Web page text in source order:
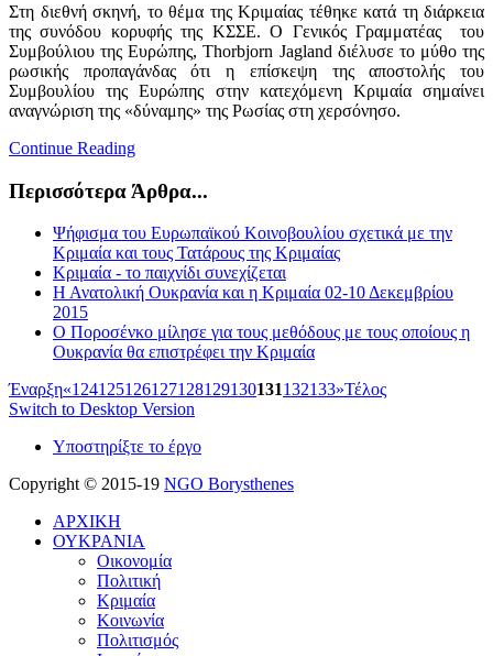
Στη διεθνή σκηνή, το θέμα της Κριμαίας τέθηκε κατά τη διάρκεια
της συνόδου κορυφής της ΚΣΣΕ. Ο Γενικός Γραμματέας του
Συμβούλιου της Ευρώπης, Thorbjorn Jagland διέλυσε το μύθο της
ρωσικής προπαγάνδας ότι η επίσκεψη της αποστολής του
Συμβουλίου της Ευρώπης στην κατεχόμενη Κριμαία σημαίνει
αναγνώριση της «δύναμης» της Ρωσίας στη χερσόνησο.
Continue Reading
Περισσότερα Άρθρα...
Ψήφισμα του Ευρωπαϊκού Κοινοβουλίου σχετικά με την
Κριμαία και τους Τατάρους της Κριμαίας
Κριμαία - το παιχνίδι συνεχίζεται
Η Ανατολική Ουκρανία και η Κριμαία 02-10 Δεκεμβρίου
2015
Ο Ποροσένκο μίλησε για τους μεθόδους με τους οποίους η
Ουκρανία θα επιστρέφει την Κριμαία
Έναρξη«124125126127128129130131132133»Τέλος
Switch to Desktop Version
Υποστηρίξτε το έργο
Copyright © 2015-19 NGO Borysthenes
ΑΡΧΙΚΗ
ΟΥΚΡΑΝΙΑ
Οικονομία
Πολιτική
Κριμαία
Κοινωνία
Πολιτισμός